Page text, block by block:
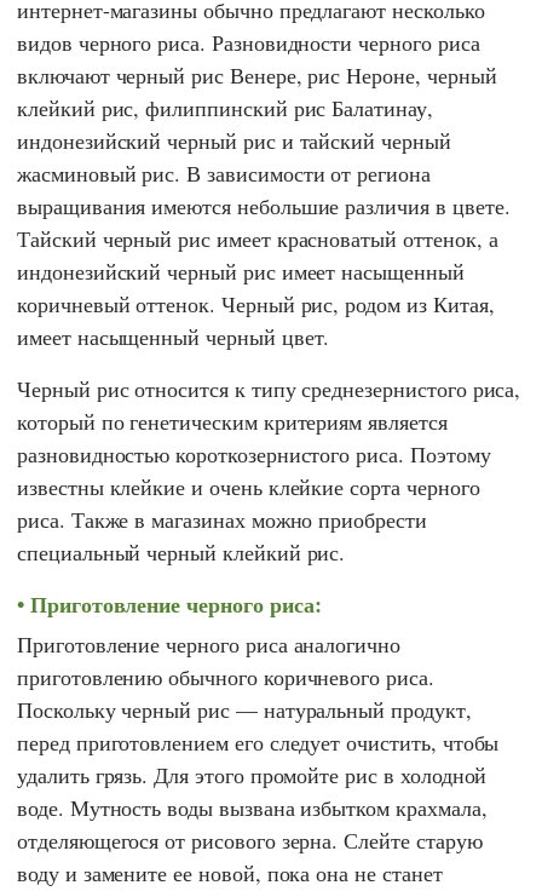
интернет-магазины обычно предлагают несколько
видов черного риса. Разновидности черного риса
включают черный рис Венере, рис Нероне, черный
клейкий рис, филиппинский рис Балатинау,
индонезийский черный рис и тайский черный
жасминовый рис. В зависимости от региона
выращивания имеются небольшие различия в цвете.
Тайский черный рис имеет красноватый оттенок, а
индонезийский черный рис имеет насыщенный
коричневый оттенок. Черный рис, родом из Китая,
имеет насыщенный черный цвет.
Черный рис относится к типу среднезернистого риса,
который по генетическим критериям является
разновидностью короткозернистого риса. Поэтому
известны клейкие и очень клейкие сорта черного
риса. Также в магазинах можно приобрести
специальный черный клейкий рис.
Приготовление черного риса:
Приготовление черного риса аналогично
приготовлению обычного коричневого риса.
Поскольку черный рис — натуральный продукт,
перед приготовлением его следует очистить, чтобы
удалить грязь. Для этого промойте рис в холодной
воде. Мутность воды вызвана избытком крахмала,
отделяющегося от рисового зерна. Слейте старую
воду и замените ее новой, пока она не станет